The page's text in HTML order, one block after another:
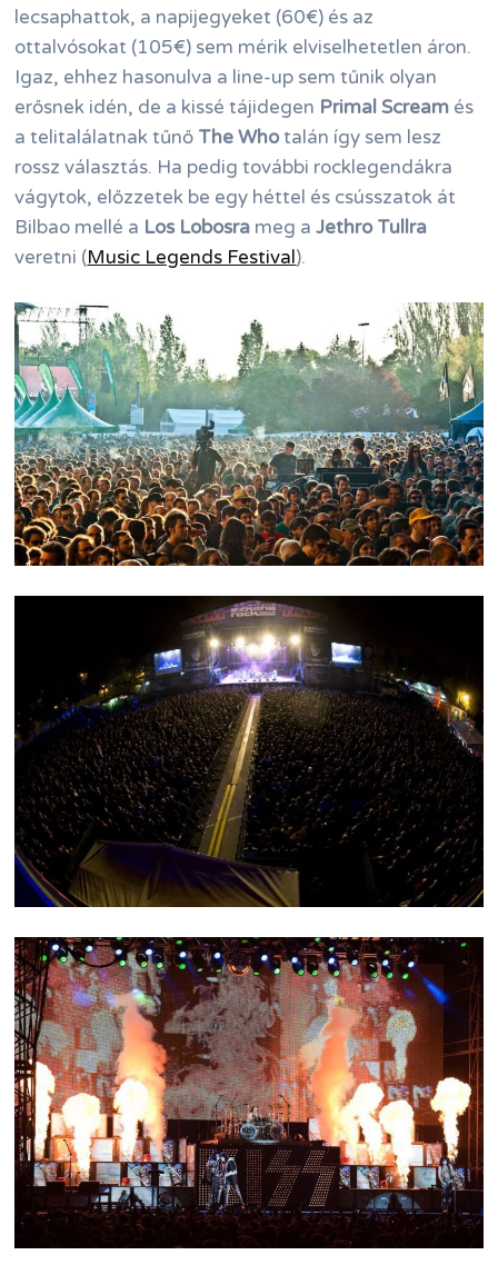
lecsaphattok, a napijegyeket (60€) és az
ottalvósokat (105€) sem mérik elviselhetetlen áron.
Igaz, ehhez hasonulva a line-up sem tűnik olyan
erősnek idén, de a kissé tájidegen Primal Scream és
a telitalálatnak tűnő The Whotalán így sem lesz
rossz választás. Ha pedig további rocklegendákra
vágytok, előzzetek be egy héttel és csússzatok át
Bilbao mellé a Los Lobosra meg aJethro Tullra
veretni (Music Legends Festival).